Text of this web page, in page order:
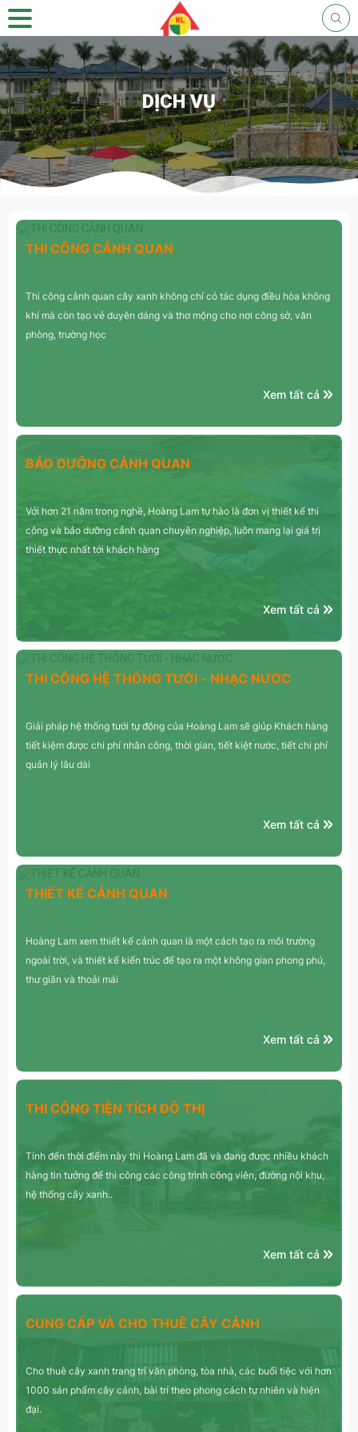
DỊCH VỤ
THI CÔNG CẢNH QUAN
Thi công cảnh quan cây xanh không chỉ có tác dụng điều hòa không
khí mà còn tạo vẻ duyên dáng và thơ mộng cho nơi công sở, văn
phòng, trường học
Xem tất cả
BẢO DƯỠNG CẢNH QUAN
Với hơn 21 năm trong nghề, Hoàng Lam tự hào là đơn vị thiết kế thi
công và bảo dưỡng cảnh quan chuyên nghiệp, luôn mang lại giá trị
thiết thực nhất tới khách hàng
Xem tất cả
THI CÔNG HỆ THỐNG TƯỚI - NHẠC NƯỚC
Giải pháp hệ thống tưới tự động của Hoàng Lam sẽ giúp Khách hàng
tiết kiệm được chi phí nhân công, thời gian, tiết kiệt nước, tiết chi phí
quản lý lâu dài
Xem tất cả
THIẾT KẾ CẢNH QUAN
Hoàng Lam xem thiết kế cảnh quan là một cách tạo ra môi trường
ngoài trời, và thiết kế kiến trúc để tạo ra một không gian phong phú,
thư giãn và thoải mái
Xem tất cả
THI CÔNG TIỆN TÍCH ĐÔ THỊ
Tính đến thời điểm này thì Hoàng Lam đã và đang được nhiều khách
hàng tin tưởng để thi công các công trình công viên, đường nội khu,
hệ thống cây xanh..
Xem tất cả
CUNG CẤP VÀ CHO THUÊ CÂY CẢNH
Cho thuê cây xanh trang trí văn phòng, tòa nhà, các buổi tiệc với hơn
1000 sản phẩm cây cảnh, bài trí theo phong cách tự nhiên và hiện
đại.